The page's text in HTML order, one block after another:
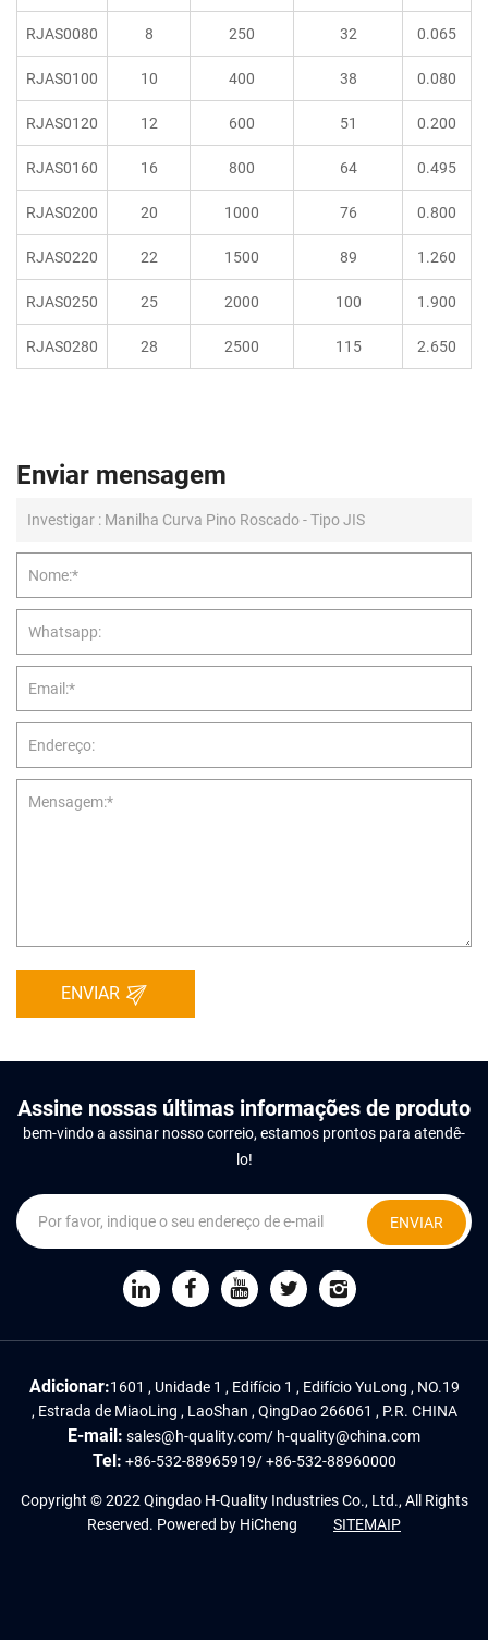
RJAS0080 8 250 32 0.065
RJAS0100 10 400 38 0.080
RJAS0120 12 600 51 0.200
RJAS0160 16 800 64 0.495
RJAS0200 20 1000 76 0.800
RJAS0220 22 1500 89 1.260
RJAS0250 25 2000 100 1.900
RJAS0280 28 2500 115 2.650
Enviar mensagem
ENVIAR
Assine nossas últimas informações de produto
bem-vindo a assinar nosso correio, estamos prontos para atendê-
lo!
ENVIAR
Adicionar:1601 , Unidade 1 , Edifício 1 , Edifício YuLong , NO.19
, Estrada de MiaoLing , LaoShan , QingDao 266061 , P.R. CHINA
E-mail: sales@h-quality.com/ h-quality@china.com
Tel: +86-532-88965919/+86-532-88960000
Copyright © 2022 Qingdao H-Quality Industries Co., Ltd., All Rights
Reserved. Powered by HiCheng SITEMAIP